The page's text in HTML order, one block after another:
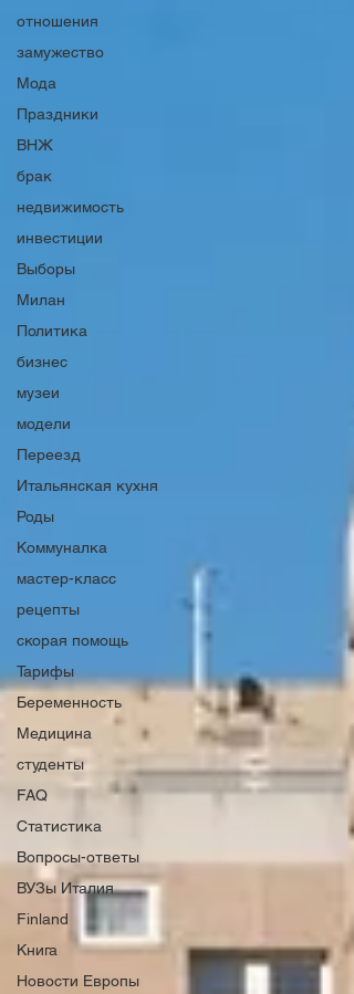
отношения
замужество
Мода
Праздники
ВНЖ
брак
недвижимость
инвестиции
Выборы
Милан
Политика
бизнес
музеи
модели
Переезд
Итальянская кухня
Роды
Коммуналка
мастер-класс
рецепты
скорая помощь
Тарифы
Беременность
Медицина
студенты
FAQ
Статистика
Вопросы-ответы
ВУЗы Италия
Finland
Книга
Новости Европы